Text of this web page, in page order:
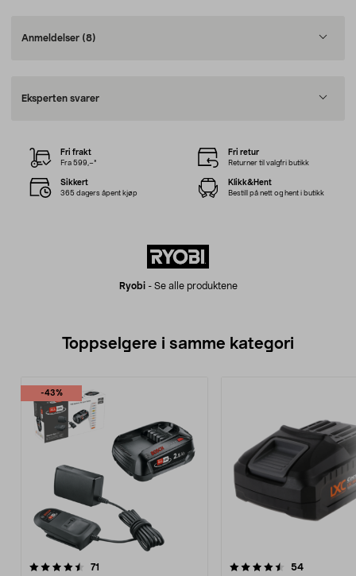
Anmeldelser (8)
Eksperten svarer
Ryobi- Se alle produktene
Fri frakt
Fra 599,–*
Fri retur
Returner til valgfri butikk
Sikkert
365 dagers åpent kjøp
Klikk&Hent
Bestill på nett og hent i butikk
Toppselgere i samme kategori
-43%
71
4.5 av 5 stjerner 54
5.0 av 5 stjerner